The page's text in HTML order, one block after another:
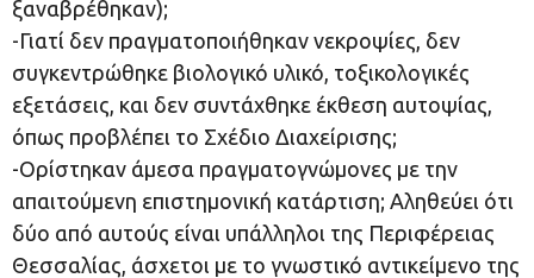
ξαναβρέθηκαν);
-Γιατί δεν πραγματοποιήθηκαν νεκροψίες, δεν
συγκεντρώθηκε βιολογικό υλικό, τοξικολογικές
εξετάσεις, και δεν συντάχθηκε έκθεση αυτοψίας,
όπως προβλέπει το Σχέδιο Διαχείρισης;
-Ορίστηκαν άμεσα πραγματογνώμονες με την
απαιτούμενη επιστημονική κατάρτιση; Αληθεύει ότι
δύο από αυτούς είναι υπάλληλοι της Περιφέρειας
Θεσσαλίας, άσχετοι με το γνωστικό αντικείμενο της